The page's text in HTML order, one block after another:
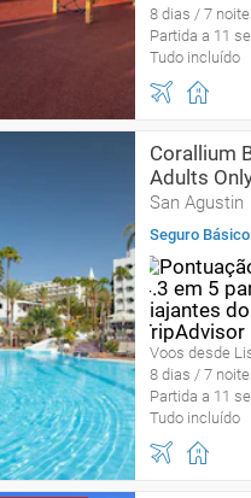
8 dias / 7
Partida a 11
Tudo incluído
Corallium
Adults
San Agustin
Seguro
Voos desde
8 dias / 7
Partida a 11
Tudo incluído